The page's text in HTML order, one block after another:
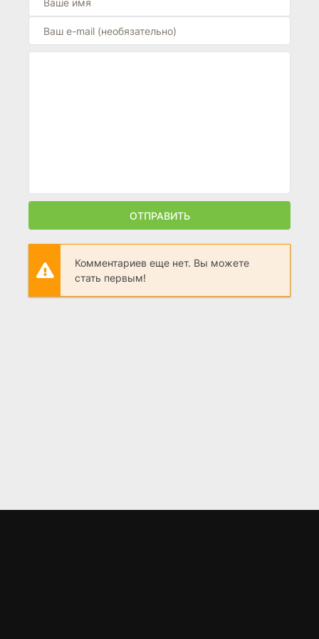
ОТПРАВИТЬ
Комментариев еще нет. Вы можете
стать первым!